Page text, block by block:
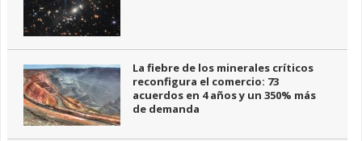
La fiebre de los minerales críticos
reconfigura el comercio: 73
acuerdos en 4 años y un 350% más
de demanda